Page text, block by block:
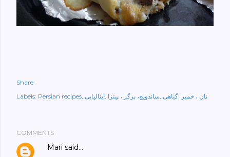
Share
Labels: Persian recipes ایتالیایی ساندویچ، برگر ، پیتزا گیاهی نان ، خمیر
COMMENTS
Mari said…